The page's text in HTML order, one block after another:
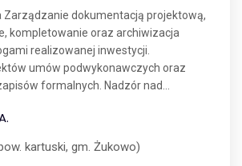
Zarządzanie dokumentacją projektową,
kompletowanie oraz archiwizacja
realizowanej inwestycji.
umów podwykonawczych oraz
formalnych. Nadzór nad...
kartuski, gm. Żukowo)